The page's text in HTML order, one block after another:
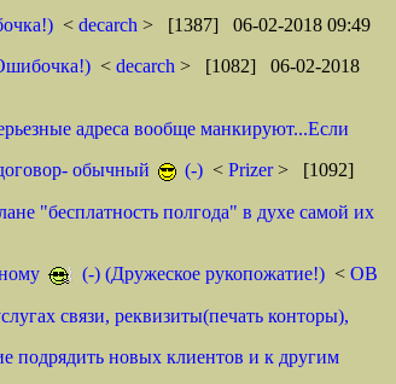
< decarch > [1387] 06-02-2018 09:49
< decarch > [1082] 06-02-2018
адреса вообще манкируют...Если
обычный
(-) < Prizer> [1092]
"бесплатность полгода" в духе самой их
(-) (Дружеское рукопожатие!) < ОВ
связи, реквизиты(печать конторы),
подрядить новых клиентов и к другим